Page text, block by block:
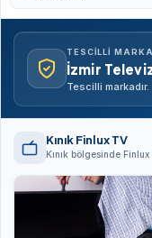
TESCILLI MARKA
İzmir
Tescilli markadır.
Kınık Finlux TV
Kınık bölgesinde